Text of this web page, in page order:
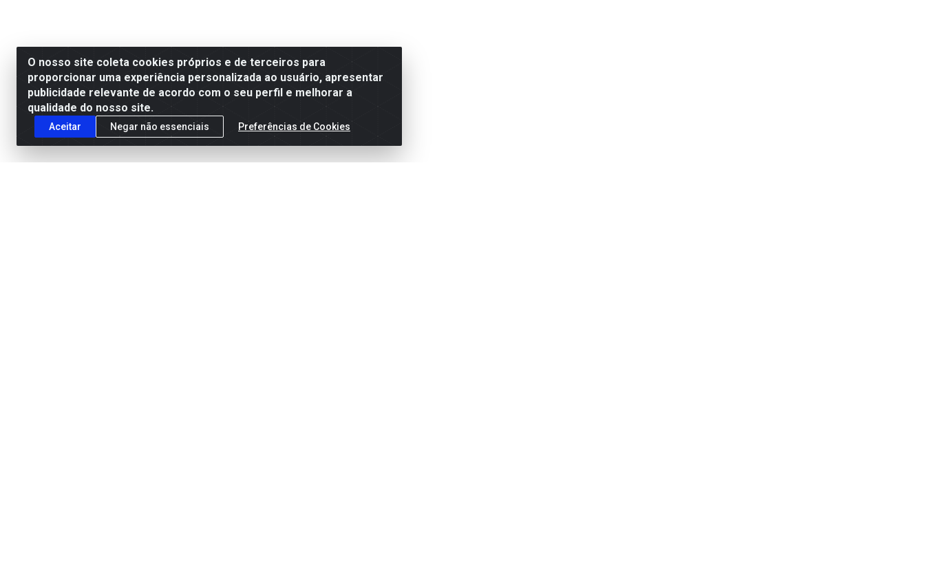
O nosso site coleta cookies próprios e de terceiros para
proporcionar uma experiência personalizada ao usuário, apresentar
publicidade relevante de acordo com o seu perfil e melhorar a
qualidade do nosso site.
Aceitar Negar não essenciais Preferências de Cookies